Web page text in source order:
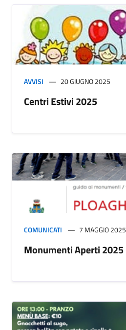
AVVISI 20 GIUGNO 2025
Centri Estivi 2025
COMUNICATI 7 MAGGIO 2025
Monumenti Aperti 2025